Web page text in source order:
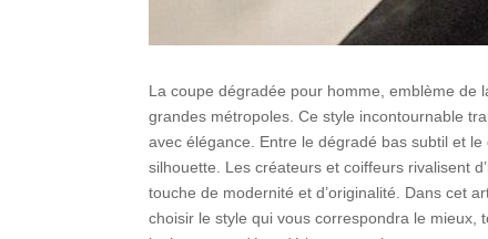
La coupe dégradée pour homme, emblème de
grandes métropoles. Ce style incontournable
avec élégance. Entre le dégradé bas subtil et
silhouette. Les créateurs et coiffeurs rivalisent
touche de modernité et d’originalité. Dans cet
choisir le style qui vous correspondra le